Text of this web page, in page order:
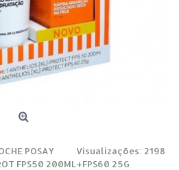
Visualizações: 2198
POSAY
FPS50 200ML+FPS60 25G